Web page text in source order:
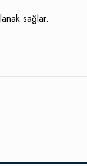
sağlar.